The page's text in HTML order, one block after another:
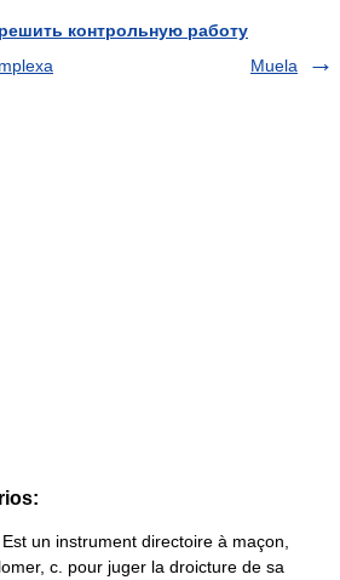
контрольную работу
Muela
un instrument directoire à maçon,
c. pour juger la droicture de sa